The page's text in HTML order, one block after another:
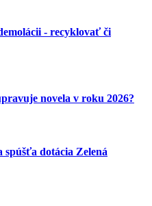
- recyklovať či
novela v roku 2026?
dotácia Zelená